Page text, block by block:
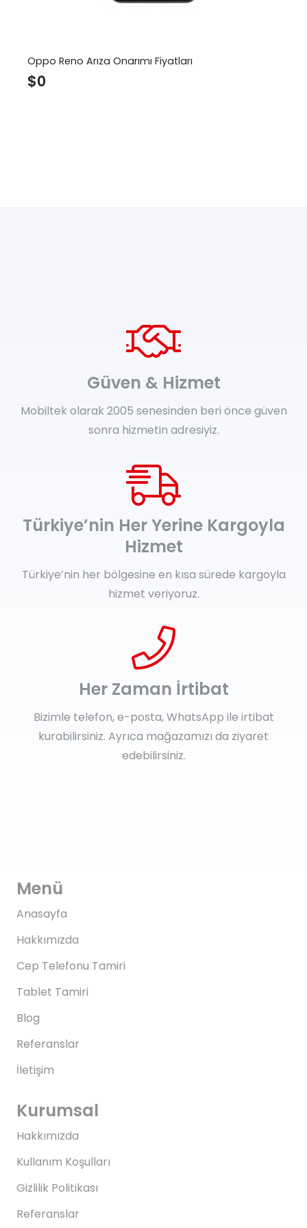
Oppo Reno Arıza Onarımı Fiyatları
$0
Güven & Hizmet
Mobiltek olarak 2005 senesinden beri önce güven
sonra hizmetin adresiyiz.
Türkiye’nin Her Yerine Kargoyla
Hizmet
Türkiye’nin her bölgesine en kısa sürede kargoyla
hizmet veriyoruz.
Her Zaman İrtibat
Bizimle telefon, e-posta, WhatsApp ile irtibat
kurabilirsiniz. Ayrıca mağazamızı da ziyaret
edebilirsiniz.
Menü
Anasayfa
Hakkımızda
Cep Telefonu Tamiri
Tablet Tamiri
Blog
Referanslar
İletişim
Kurumsal
Hakkımızda
Kullanım Koşulları
Gizlilik Politikası
Referanslar